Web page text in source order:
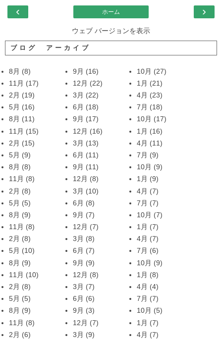
‹ ›
ホーム
ウェブ バージョンを表示
ブログ アーカイブ
8月 (8) 9月 (16) 10月 (27)
11月 (17) 12月 (22) 1月 (21)
2月 (19) 3月 (22) 4月 (23)
5月 (16) 6月 (18) 7月 (18)
8月 (11) 9月 (17) 10月 (17)
11月 (15) 12月 (16) 1月 (16)
2月 (15) 3月 (13) 4月 (11)
5月 (9) 6月 (11) 7月 (9)
8月 (8) 9月 (11) 10月 (9)
11月 (8) 12月 (8) 1月 (9)
2月 (8) 3月 (10) 4月 (7)
5月 (5) 6月 (8) 7月 (7)
8月 (9) 9月 (7) 10月 (7)
11月 (8) 12月 (7) 1月 (7)
2月 (8) 3月 (8) 4月 (7)
5月 (10) 6月 (7) 7月 (6)
8月 (9) 9月 (9) 10月 (9)
11月 (10) 12月 (8) 1月 (8)
2月 (8) 3月 (7) 4月 (4)
5月 (5) 6月 (6) 7月 (7)
8月 (9) 9月 (3) 10月 (5)
11月 (8) 12月 (7) 1月 (7)
2月 (6) 3月 (9) 4月 (7)